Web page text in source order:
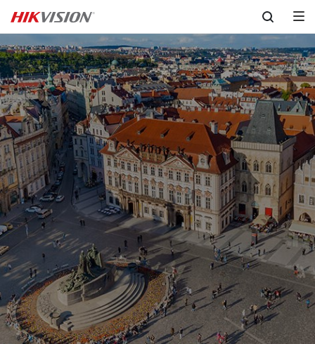
Skip to content